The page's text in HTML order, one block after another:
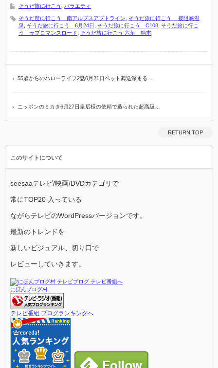
そうだ旅に行こう バラエティ
そうだ度に行こう 南アルプスアプトライン
そうだ旅に行こう 接阻峡温
泉
そうだ旅に行こう 6月24日 そうだ旅に行こう C108 そうだ旅に行こ
う ラブロマンスロード
そうだ旅に行こう 六角 柄本
55歳からのハローライフ2話6月21日ペット葬送深まる…
ニッポンのミカタ6月27日皇后様の依頼で造られた超高級…
RETURN TOP
このサイトについて
seesaaテレビ/映画/DVDカテゴリで
常にTOP20 入っている
ながらテレビのWordPressバージョンです。
最新のトレンドを
新しいビジュアル、切り口で
レビューしていきます。
にほんブログ村
テレビ番組 ブログランキングへ